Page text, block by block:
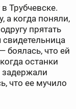
Трубчевске.
а когда поняли,
прятать
боялась, что ей
останки
что ее мучило